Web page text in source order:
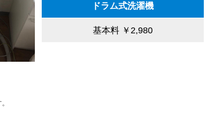
ドラム式洗濯機
基本料 ￥2,980